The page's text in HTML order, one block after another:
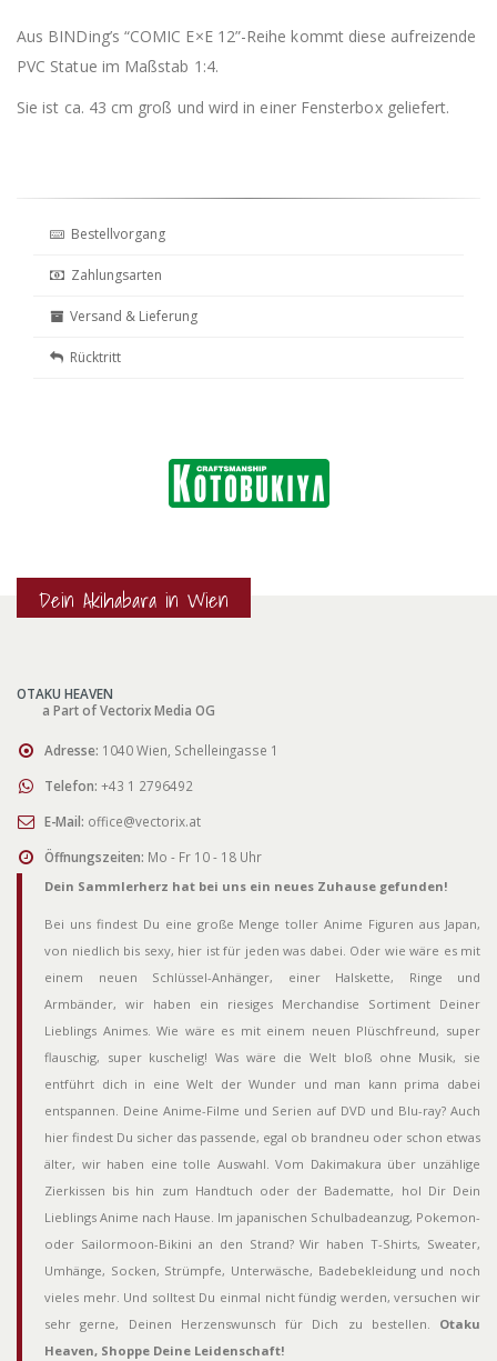
Aus BINDing’s “COMIC E×E 12”-Reihe kommt diese aufreizende
PVC Statue im Maßstab 1:4.
Sie ist ca. 43 cm groß und wird in einer Fensterbox geliefert.
Bestellvorgang
Zahlungsarten
Versand & Lieferung
Rücktritt
Dein Akihabara in Wien
OTAKU HEAVEN
a Part of Vectorix Media OG
Adresse: 1040 Wien, Schelleingasse 1
Telefon: +43 1 2796492
E-Mail: office@vectorix.at
Öffnungszeiten: Mo - Fr 10 - 18 Uhr
Dein Sammlerherz hat bei uns ein neues Zuhause gefunden!
Bei uns findest Du eine große Menge toller Anime Figuren aus Japan,
von niedlich bis sexy, hier ist für jeden was dabei. Oder wie wäre es mit
einem neuen Schlüssel-Anhänger, einer Halskette, Ringe und
Armbänder, wir haben ein riesiges Merchandise Sortiment Deiner
Lieblings Animes. Wie wäre es mit einem neuen Plüschfreund, super
flauschig, super kuschelig! Was wäre die Welt bloß ohne Musik, sie
entführt dich in eine Welt der Wunder und man kann prima dabei
entspannen. Deine Anime-Filme und Serien auf DVD und Blu-ray? Auch
hier findest Du sicher das passende, egal ob brandneu oder schon etwas
älter, wir haben eine tolle Auswahl. Vom Dakimakura über unzählige
Zierkissen bis hin zum Handtuch oder der Badematte, hol Dir Dein
Lieblings Anime nach Hause. Im japanischen Schulbadeanzug, Pokemon-
oder Sailormoon-Bikini an den Strand? Wir haben T-Shirts, Sweater,
Umhänge, Socken, Strümpfe, Unterwäsche, Badebekleidung und noch
vieles mehr. Und solltest Du einmal nicht fündig werden, versuchen wir
sehr gerne, Deinen Herzenswunsch für Dich zu bestellen. Otaku
Heaven, Shoppe Deine Leidenschaft!